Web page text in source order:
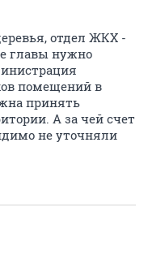
отдел ЖКХ -
главы нужно
помещений в
принять
А за чей счет
не уточняли